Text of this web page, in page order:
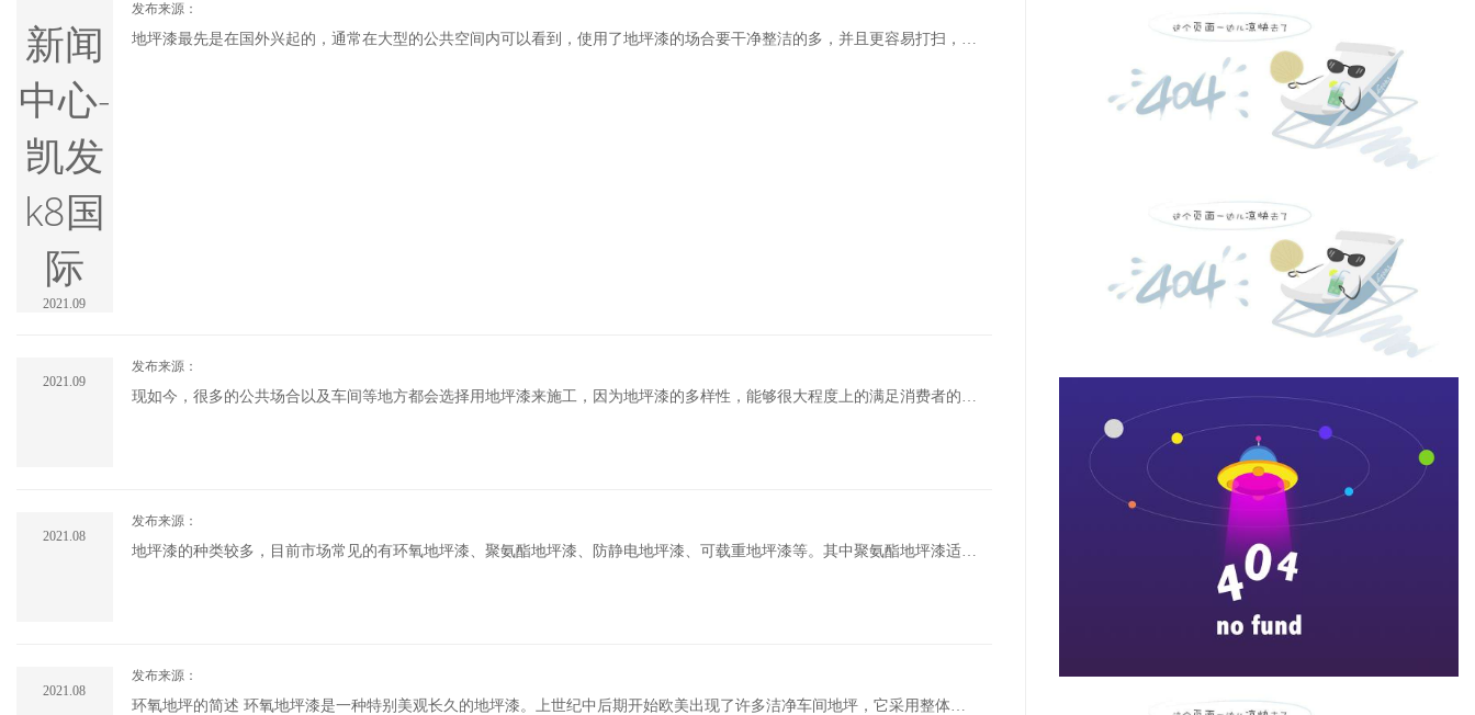
新闻
中心-
凯发
k8国
际
2021.09
发布来源：
地坪漆最先是在国外兴起的，通常在大型的公共空间内可以看到，使用了地坪漆的场合要干净整洁的多，并且更容易打扫，于
2021.09
发布来源：
现如今，很多的公共场合以及车间等地方都会选择用地坪漆来施工，因为地坪漆的多样性，能够很大程度上的满足消费者的各
2021.08
发布来源：
地坪漆的种类较多，目前市场常见的有环氧地坪漆、聚氨酯地坪漆、防静电地坪漆、可载重地坪漆等。其中聚氨酯地坪漆适用
2021.08
发布来源：
环氧地坪的简述 环氧地坪漆是一种特别美观长久的地坪漆。上世纪中后期开始欧美出现了许多洁净车间地坪，它采用整体聚